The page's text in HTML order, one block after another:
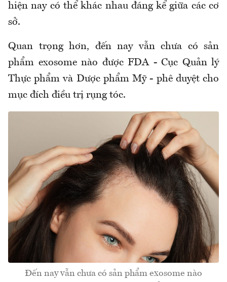
hiện nay có thể khác nhau đáng kể giữa các cơ
sở.
Quan trọng hơn, đến nay vẫn chưa có sản
phẩm exosome nào được FDA - Cục Quản lý
Thực phẩm và Dược phẩm Mỹ - phê duyệt cho
mục đích điều trị rụng tóc.
Đến nay vẫn chưa có sản phẩm exosome nào